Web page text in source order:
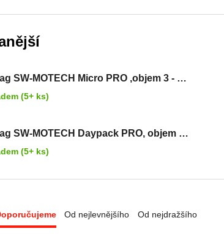
SW-MOTECH Micro PRO ,objem 3 - 5
(5+ ks)
SW-MOTECH Daypack PRO, objem 5
(5+ ks)
Od nejlevnějšího Od nejdražšího